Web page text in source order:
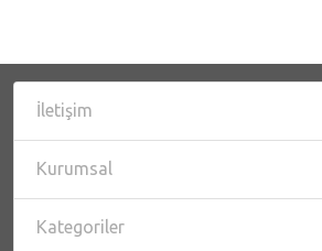
İletişim
Kurumsal
Kategoriler